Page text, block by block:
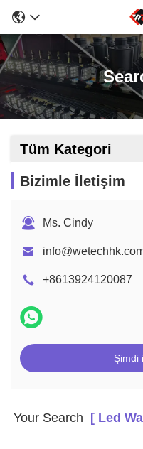
Tüm Kategori
Bizimle İletişim
Ms. Cindy
+8613924120087
Şimdi
Your Search [ Led